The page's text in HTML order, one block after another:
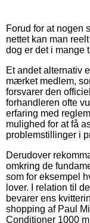
Forud for at nogen
nettet kan man
dog er det i
Et andet alternativ
mærket medlem,
forsvarer den
forhandleren ofte
erfaring med
mulighed for at få
problemstillinger i
Derudover
omkring de
som for eksempel
lover. I relation til
bevarer ens
shopping af Paul
Conditioner 1000